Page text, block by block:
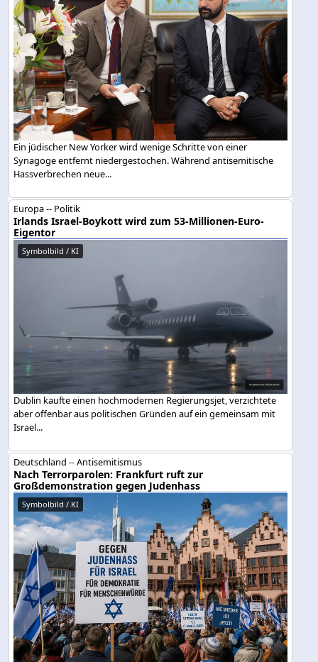
Ein jüdischer New Yorker wird wenige Schritte von einer
Synagoge entfernt niedergestochen. Während antisemitische
Hassverbrechen neue...
Europa -- Politik
Irlands Israel-Boykott wird zum 53-Millionen-Euro-
Eigentor
Symbolbild / KI
Dublin kaufte einen hochmodernen Regierungsjet, verzichtete
aber offenbar aus politischen Gründen auf ein gemeinsam mit
Israel...
Deutschland -- Antisemitismus
Nach Terrorparolen: Frankfurt ruft zur
Großdemonstration gegen Judenhass
Symbolbild / KI